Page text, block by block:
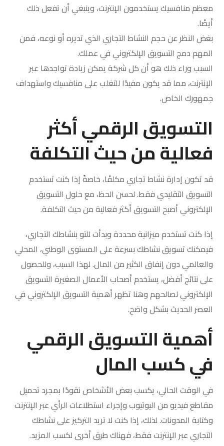
معظم منافسيك يستخدمون الإنترنت، وينبغي أن تفعل ذلك
أيضًا.
بغض النظر عن حجم النشاط التجاري الذي تديره أو نوعه، فمن
المهم دمج التسويق الإلكتروني في عملك.
السبب وراء ذلك هو أن كل شركة يمكن زيادة تواجدها عبر
الإنترنت، مما قد يكون مفيدًا للتغلب على منافسيك واستهداف
جمهورك الخاص.
التسويق الرقمي أكثر
فعالية من حيث التكلفة
قد تكون إدارة نشاط تجاري مكلفًا، خاصةً إذا كنت تستخدم
التسويق التقليدي فقط. لحسن الحظ، مع حلول التسويق
الإلكتروني أصبح التسويق أكثر فعالية من حيث التكلفة.
إذا كنت تستخدم ميزانية محددة وبدأت للتو بنشاطك التجاري،
فيمكنك تسويق نشاطك بسرعة على المستوى الوطني، المحلي
والعالمي دون إنفاق الكثير من المال. لهذا السبب، وللحصول
على نتائج أفضل، يستخدم أصحاب الأعمال الصغيرة التسويق
الإلكتروني لصالحهم وهنا تظهر أهمية التسويق الإلكتروني في
العصر الحديث بشكل واضح.
أهمية التسويق الرقمي
في كسب المال
في الوقت الحالي، يكسب بعض الأشخاص نقودًا بمجرد تحميل
مقاطع فيديو من اليوتيوب وإجراء استطلاعات الرأي عبر الإنترنت
وكتابة المدونات. لذلك، إذا كنت لا تريد التركيز على نشاطك
التجاري عبر الإنترنت فقط، فهناك طرق أخرى لكسب المزيد.